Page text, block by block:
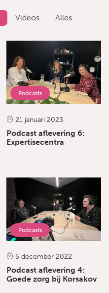
Videos Alles
Podcasts
21 januari 2023
Podcast aflevering 6:
Expertisecentra
Podcasts
5 december 2022
Podcast aflevering 4:
Goede zorg bij Korsakov